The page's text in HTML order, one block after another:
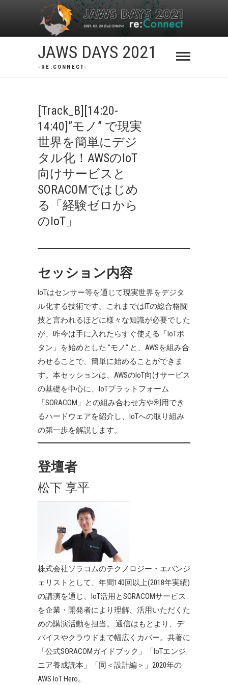
JAWS DAYS 2021
-RE:CONNECT-
[Track_B][14:20-
14:40]”モノ” で現実
世界を簡単にデジ
タル化！AWSのIoT
向けサービスと
SORACOMではじめ
る「経験ゼロから
のIoT」
セッション内容
IoTはセンサー等を通じて現実世界をデジタ
ル化する技術です。これまではITの総合格闘
技と言われるほどに様々な知識が必要でした
が、昨今は手に入れたらすぐ使える「IoTボ
タン」を始めとした "モノ" と、AWSを組み合
わせることで、簡単に始めることができま
す。本セッションは、AWSのIoT向けサービス
の基礎を中心に、IoTプラットフォーム
「SORACOM」との組み合わせ方や利用でき
るハードウェアを紹介し、IoTへの取り組み
の第一歩を解説します。
登壇者
松下 享平
株式会社ソラコムのテクノロジー・エバンジ
ェリストとして、年間140回以上(2018年実績)
の講演を通じ、IoT活用とSORACOMサービス
を企業・開発者により理解、活用いただくた
めの講演活動を担当。 通信はもとより、デ
バイスやクラウドまで幅広くカバー。共著に
「公式SORACOMガイドブック」「IoTエンジ
ニア養成読本」「同＜設計編＞」2020年の
AWS IoT Hero。